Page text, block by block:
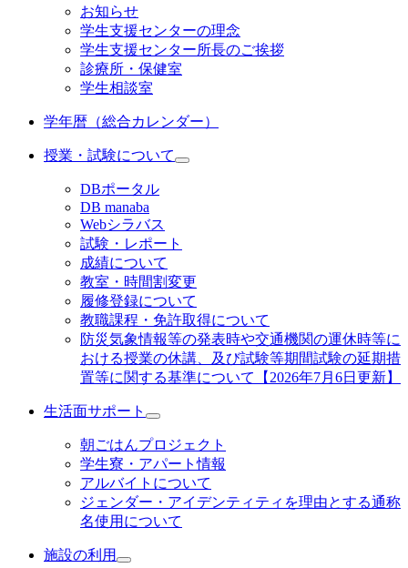
お知らせ
学生支援センターの理念
学生支援センター所長のご挨拶
診療所・保健室
学生相談室
学年暦（総合カレンダー）
授業・試験について
DBポータル
DB manaba
Webシラバス
試験・レポート
成績について
教室・時間割変更
履修登録について
教職課程・免許取得について
防災気象情報等の発表時や交通機関の運休時等に
おける授業の休講、及び試験等期間試験の延期措
置等に関する基準について【2026年7月6日更新】
生活面サポート
朝ごはんプロジェクト
学生寮・アパート情報
アルバイトについて
ジェンダー・アイデンティティを理由とする通称
名使用について
施設の利用